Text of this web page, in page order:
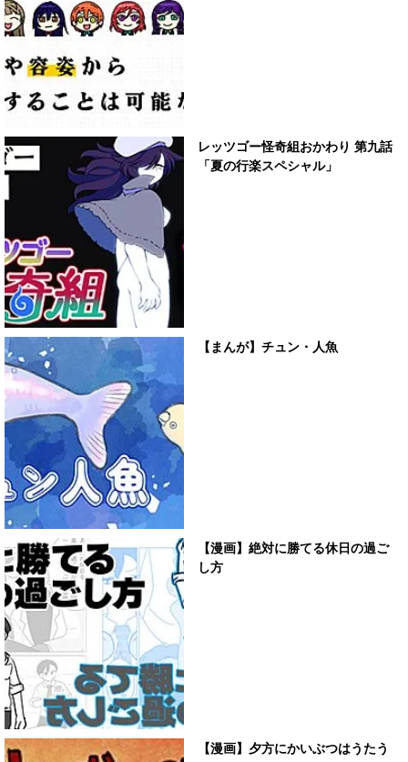
レッツゴー怪奇組おかわり 第九話
「夏の行楽スペシャル」
【まんが】チュン・人魚
【漫画】絶対に勝てる休日の過ご
し方
【漫画】夕方にかいぶつはうたう